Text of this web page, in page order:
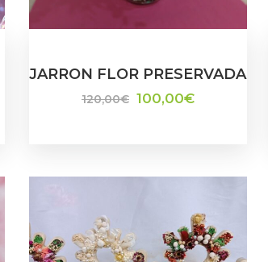
JARRON FLOR PRESERVADA
120,00€ 100,00€